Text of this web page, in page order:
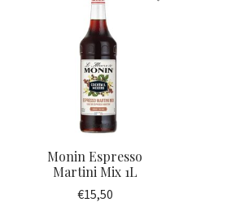
Monin Espresso
Martini Mix 1L
€15,50